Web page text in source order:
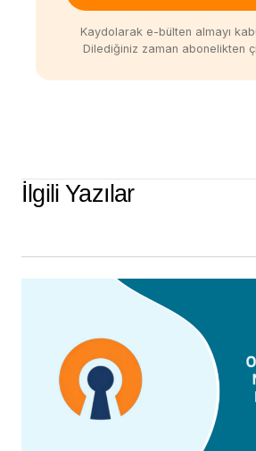
Kaydolarak e-bülten almayı
Dilediğiniz zaman abonelikten
İlgili Yazılar